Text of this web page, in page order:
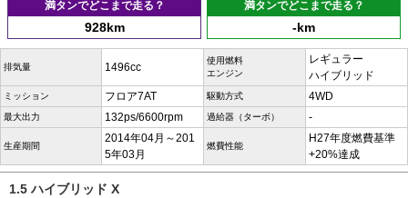
満タンでどこまで走る？
928km
満タンでどこまで走る？
-km
排気量 1496cc
使用燃料
エンジン
レギュラー
ハイブリッド
ミッション フロア7AT 駆動方式 4WD
最大出力 132ps/6600rpm 過給器（ターボ） -
生産期間
2014年04月～201
5年03月
燃費性能
H27年度燃費基準
+20%達成
1.5 ハイブリッド X